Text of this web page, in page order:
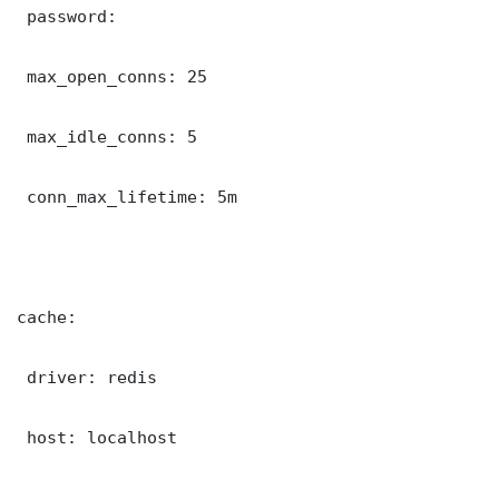
password:
max_open_conns: 25
max_idle_conns: 5
conn_max_lifetime: 5m
cache:
driver: redis
host: localhost